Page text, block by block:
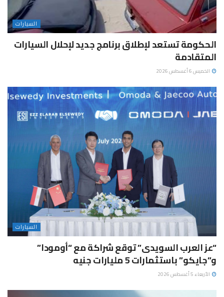
السيارات
الحكومة تستعد لإطلاق برنامج جديد لإحلال السيارات
المتقادمة
الخميس 6 أغسطس 2026
السيارات
“عز العرب السويدى” توقع شراكة مع “أومودا”
و”جايكو” باستثمارات 5 مليارات جنيه
الأربعاء 5 أغسطس 2026